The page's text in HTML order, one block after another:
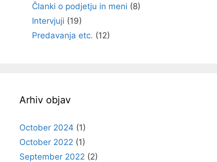
Članki o podjetju in meni (8)
Intervjuji (19)
Predavanja etc. (12)
Arhiv objav
October 2024 (1)
October 2022 (1)
September 2022 (2)